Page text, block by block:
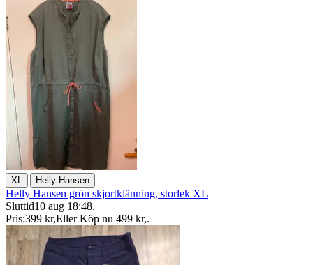
XL | Helly Hansen
Helly Hansen grön skjortklänning, storlek XL
Sluttid10 aug 18:48.
Pris:399 kr,Eller Köp nu 499 kr,.